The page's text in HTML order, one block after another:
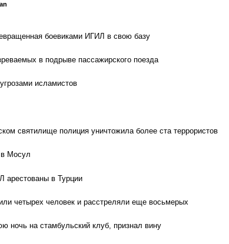
боевиками ИГИЛ в свою базу
в подрыве пассажирского поезда
исламистов
святилище полиция уничтожила более ста террористов
в Мосул
арестованы в Турции
четырех человек и расстреляли еще восьмерых
ночь на стамбульский клуб, признал вину